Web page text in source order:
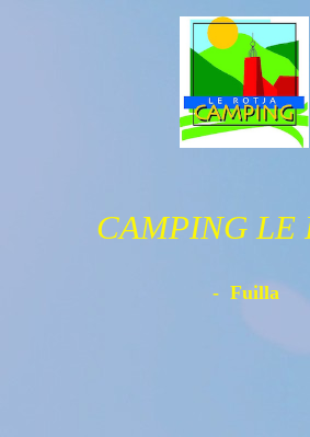
CAMPING LE
- Fuilla